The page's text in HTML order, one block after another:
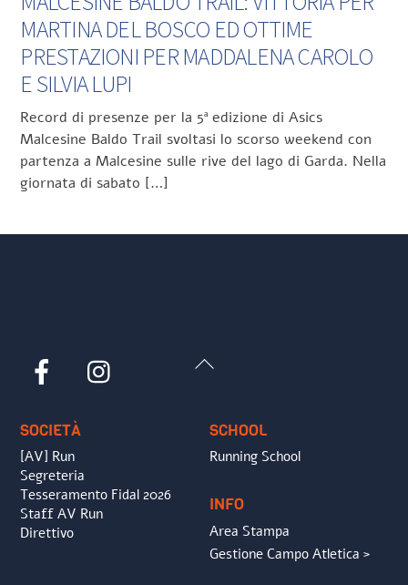
MARTINA DEL BOSCO ED OTTIME
PRESTAZIONI PER MADDALENA CAROLO
E SILVIA LUPI
Record di presenze per la 5ª edizione di Asics
Malcesine Baldo Trail svoltasi lo scorso weekend con
partenza a Malcesine sulle rive del lago di Garda. Nella
giornata di sabato […]
Back
Facebook
SOCIETÀ
[AV] Run
Segreteria
Tesseramento Fidal 2026
Staff AV Run
Direttivo
SCHOOL
Running School
INFO
Area Stampa
Gestione Campo Atletica >